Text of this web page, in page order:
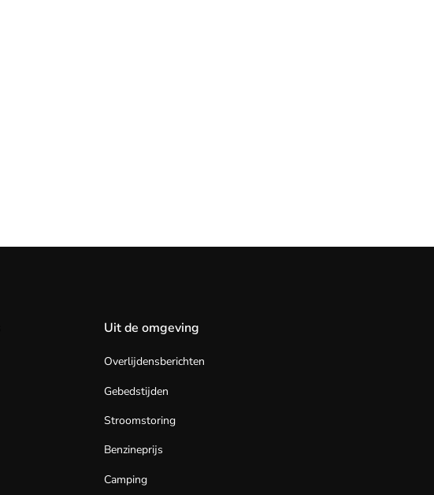
Uit de omgeving
Overlijdensberichten
Gebedstijden
Stroomstoring
Benzineprijs
Camping